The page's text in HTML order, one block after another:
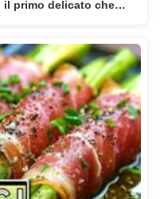
il primo delicato che…